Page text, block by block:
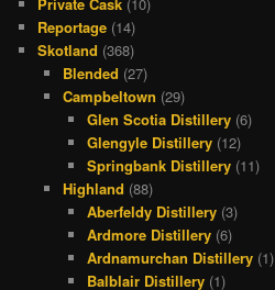
Private Cask (10)
Reportage (14)
Skotland (368)
Blended (27)
Campbeltown (29)
Glen Scotia Distillery (6)
Glengyle Distillery (12)
Springbank Distillery (11)
Highland (88)
Aberfeldy Distillery (3)
Ardmore Distillery (6)
Ardnamurchan Distillery (1)
Balblair Distillery (1)